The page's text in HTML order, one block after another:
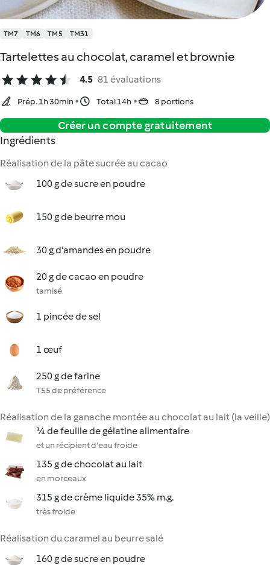
TM7 TM6 TM5 TM31
Tartelettes au chocolat, caramel et brownie
4.5 81 évaluations
Prép. 1h 30min Total 14h 8 portions
Créer un compte gratuitement
Ingrédients
Réalisation de la pâte sucrée au cacao
100 g de sucre en poudre
150 g de beurre mou
30 g d'amandes en poudre
20 g de cacao en poudre
tamisé
1 pincée de sel
1 œuf
250 g de farine
T55 de préférence
Réalisation de la ganache montée au chocolat au lait (la veille)
¾ de feuille de gélatine alimentaire
et un récipient d'eau froide
135 g de chocolat au lait
en morceaux
315 g de crème liquide 35% m.g.
très froide
Réalisation du caramel au beurre salé
160 g de sucre en poudre